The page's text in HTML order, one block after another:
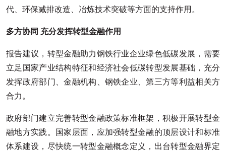
代、环保减排改造、冶炼技术突破等方面的支持作用。
多方协同 充分发挥转型金融作用
报告建议，转型金融助力钢铁行业企业绿色低碳发展，需要
立足国家产业结构特征和经济社会低碳转型发展基础，充分
发挥政府部门、金融机构、钢铁企业、第三方等利益相关方
合力。
政府部门建立完善转型金融政策标准框架，积极开展转型金
融地方实践。国家层面，应加强转型金融的顶层设计和标准
体系建设，尽快统一转型金融概念定义，出台转型金融界定